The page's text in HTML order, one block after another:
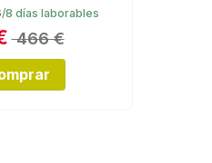
8 días laborables
466 €